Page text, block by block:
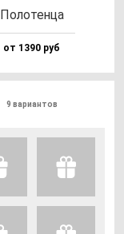
Поло­тен­ца
от 1390 руб
9 вариантов